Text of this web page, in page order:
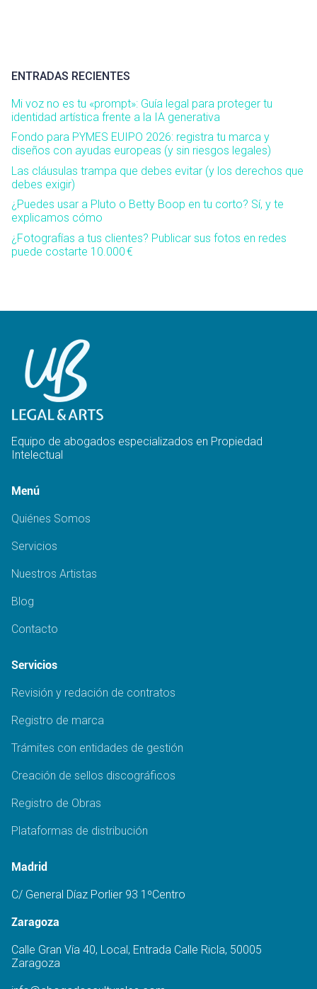
ENTRADAS RECIENTES
Mi voz no es tu «prompt»: Guía legal para proteger tu
identidad artística frente a la IA generativa
Fondo para PYMES EUIPO 2026: registra tu marca y
diseños con ayudas europeas (y sin riesgos legales)
Las cláusulas trampa que debes evitar (y los derechos que
debes exigir)
¿Puedes usar a Pluto o Betty Boop en tu corto? Sí, y te
explicamos cómo
¿Fotografías a tus clientes? Publicar sus fotos en redes
puede costarte 10.000 €
Equipo de abogados especializados en Propiedad
Intelectual
Menú
Quiénes Somos
Servicios
Nuestros Artistas
Blog
Contacto
Servicios
Revisión y redación de contratos
Registro de marca
Trámites con entidades de gestión
Creación de sellos discográficos
Registro de Obras
Plataformas de distribución
Madrid
C/ General Díaz Porlier 93 1ºCentro
Zaragoza
Calle Gran Vía 40, Local, Entrada Calle Ricla, 50005
Zaragoza